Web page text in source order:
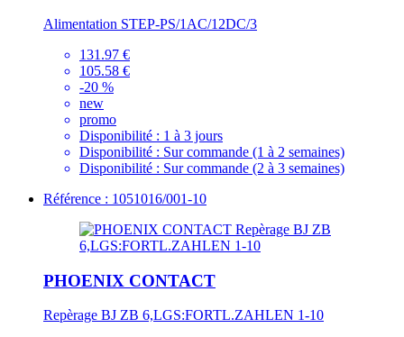
Alimentation STEP-PS/1AC/12DC/3
131.97 €
105.58 €
-20 %
new
promo
Disponibilité : 1 à 3 jours
Disponibilité : Sur commande (1 à 2 semaines)
Disponibilité : Sur commande (2 à 3 semaines)
Référence : 1051016/001-10
PHOENIX CONTACT
Repèrage BJ ZB 6,LGS:FORTL.ZAHLEN 1-10